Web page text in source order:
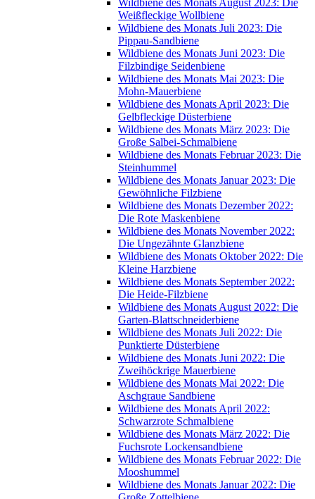
Wildbiene des Monats August 2023: Die
Weißfleckige Wollbiene
Wildbiene des Monats Juli 2023: Die
Pippau-Sandbiene
Wildbiene des Monats Juni 2023: Die
Filzbindige Seidenbiene
Wildbiene des Monats Mai 2023: Die
Mohn-Mauerbiene
Wildbiene des Monats April 2023: Die
Gelbfleckige Düsterbiene
Wildbiene des Monats März 2023: Die
Große Salbei-Schmalbiene
Wildbiene des Monats Februar 2023: Die
Steinhummel
Wildbiene des Monats Januar 2023: Die
Gewöhnliche Filzbiene
Wildbiene des Monats Dezember 2022:
Die Rote Maskenbiene
Wildbiene des Monats November 2022:
Die Ungezähnte Glanzbiene
Wildbiene des Monats Oktober 2022: Die
Kleine Harzbiene
Wildbiene des Monats September 2022:
Die Heide-Filzbiene
Wildbiene des Monats August 2022: Die
Garten-Blattschneiderbiene
Wildbiene des Monats Juli 2022: Die
Punktierte Düsterbiene
Wildbiene des Monats Juni 2022: Die
Zweihöckrige Mauerbiene
Wildbiene des Monats Mai 2022: Die
Aschgraue Sandbiene
Wildbiene des Monats April 2022:
Schwarzrote Schmalbiene
Wildbiene des Monats März 2022: Die
Fuchsrote Lockensandbiene
Wildbiene des Monats Februar 2022: Die
Mooshummel
Wildbiene des Monats Januar 2022: Die